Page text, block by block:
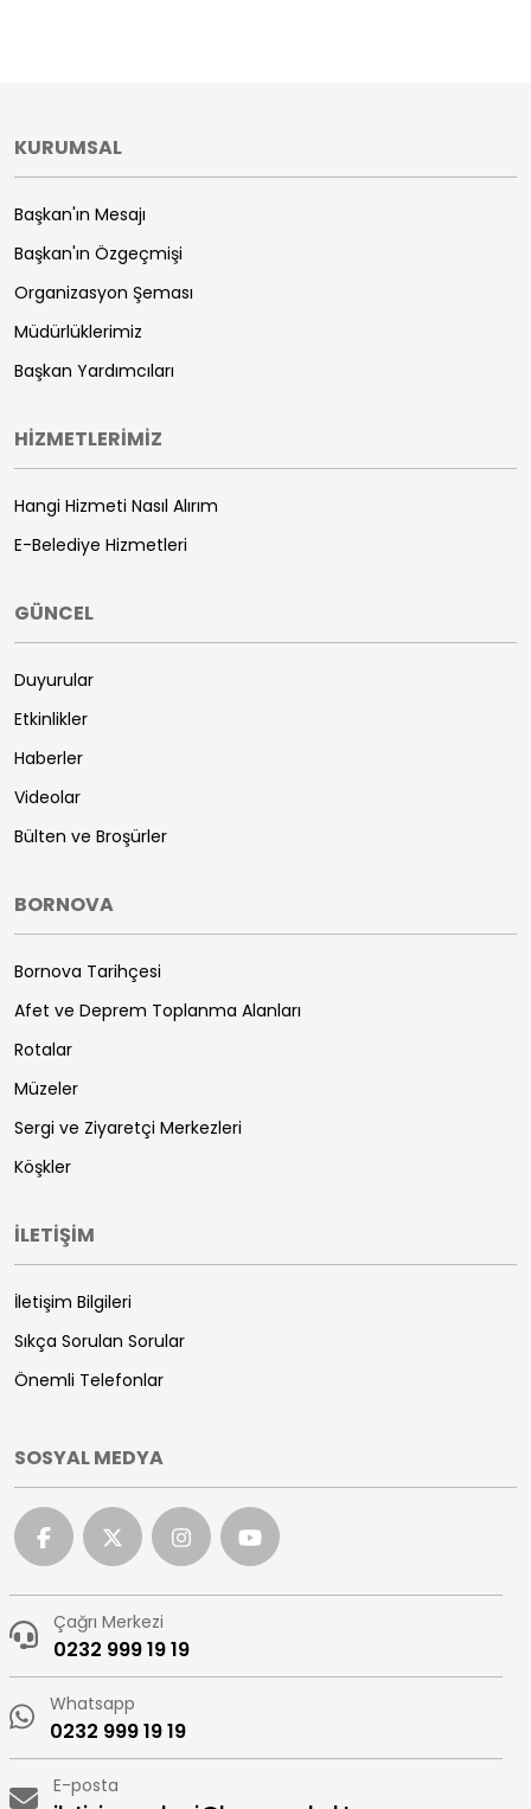
KURUMSAL
Başkan'ın Mesajı
Başkan'ın Özgeçmişi
Organizasyon Şeması
Müdürlüklerimiz
Başkan Yardımcıları
HİZMETLERİMİZ
Hangi Hizmeti Nasıl Alırım
E-Belediye Hizmetleri
GÜNCEL
Duyurular
Etkinlikler
Haberler
Videolar
Bülten ve Broşürler
BORNOVA
Bornova Tarihçesi
Afet ve Deprem Toplanma Alanları
Rotalar
Müzeler
Sergi ve Ziyaretçi Merkezleri
Köşkler
İLETİŞİM
İletişim Bilgileri
Sıkça Sorulan Sorular
Önemli Telefonlar
SOSYAL MEDYA
Çağrı Merkezi
0232 999 19 19
Whatsapp
0232 999 19 19
E-posta